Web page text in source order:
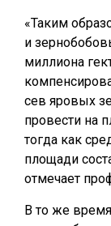
«Таким
и
миллиона
сев яровых
провести на
тогда как
площади
отмечает
В то же